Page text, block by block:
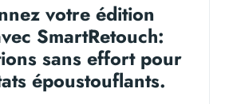
votre édition
SmartRetouch:
sans effort pour
époustouflants.